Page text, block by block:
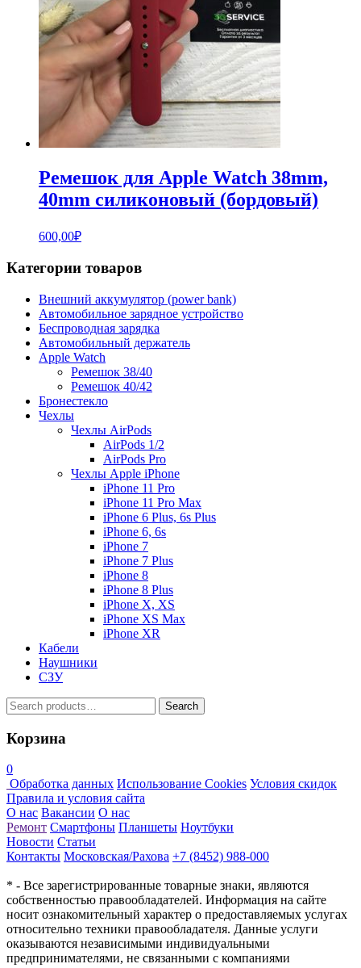
Ремешок для Apple Watch 38mm,
40mm силиконовый (бордовый)
600,00₽
Категории товаров
Внешний аккумулятор (power bank)
Автомобильное зарядное устройство
Беспроводная зарядка
Автомобильный держатель
Apple Watch
Ремешок 38/40
Ремешок 40/42
Бронестекло
Чехлы
Чехлы AirPods
AirPods 1/2
AirPods Pro
Чехлы Apple iPhone
iPhone 11 Pro
iPhone 11 Pro Max
iPhone 6 Plus, 6s Plus
iPhone 6, 6s
iPhone 7
iPhone 7 Plus
iPhone 8
iPhone 8 Plus
iPhone X, XS
iPhone XS Max
iPhone XR
Кабели
Наушники
СЗУ
Search
for:
Search
Корзина
0
Обработка данных Использование Cookies Условия скидок
Правила и условия сайта
О нас Вакансии О нас
Ремонт Смартфоны Планшеты Ноутбуки
Новости Статьи
Контакты Московская/Рахова +7 (8452) 988-000
* - Все зарегистрированные товарные знаки, являются
собственностью правообладателей. Информация на сайте
носит ознакомительный характер о предоставляемых услугах
относительно техники правообладателя. Данные услуги
оказываются независимыми индивидуальными
предпринимателями, не связанными с компаниями